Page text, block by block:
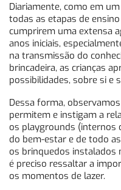
Diariamente, como em
todas as etapas de
cumprirem uma extensa
anos iniciais,
na transmissão do
brincadeira, as crianças
possibilidades, sobre si e
Dessa forma,
permitem e instigam a
os playgrounds (internos
do bem-estar e de todo
os brinquedos instalados
é preciso ressaltar a
os momentos de lazer.